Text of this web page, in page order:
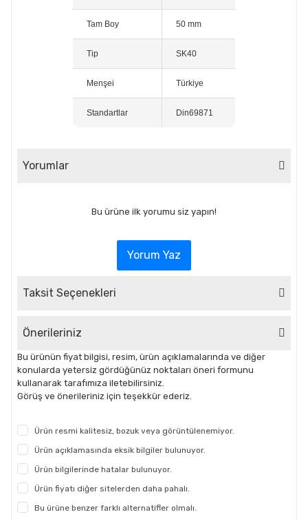
Tam Boy 50 mm
Tip SK40
Menşei Türkiye
Standartlar Din69871
Yorumlar
Bu ürüne ilk yorumu siz yapın!
Yorum Yaz
Taksit Seçenekleri
Önerileriniz
Bu ürünün fiyat bilgisi, resim, ürün açıklamalarında ve diğer
konularda yetersiz gördüğünüz noktaları öneri formunu
kullanarak tarafımıza iletebilirsiniz.
Görüş ve önerileriniz için teşekkür ederiz.
Ürün resmi kalitesiz, bozuk veya görüntülenemiyor.
Ürün açıklamasında eksik bilgiler bulunuyor.
Ürün bilgilerinde hatalar bulunuyor.
Ürün fiyatı diğer sitelerden daha pahalı.
Bu ürüne benzer farklı alternatifler olmalı.